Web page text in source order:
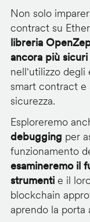
Non solo
contract su
libreria
ancora più
nell'utilizzo degli
smart contract e
sicurezza.
Esploreremo
debugging per
funzionamento
esamineremo il
strumentie il
blockchain
aprendo la porta